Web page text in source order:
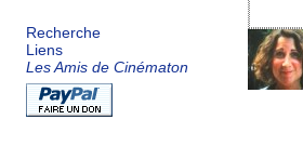
Recherche
Liens
Les Amis de Cinématon